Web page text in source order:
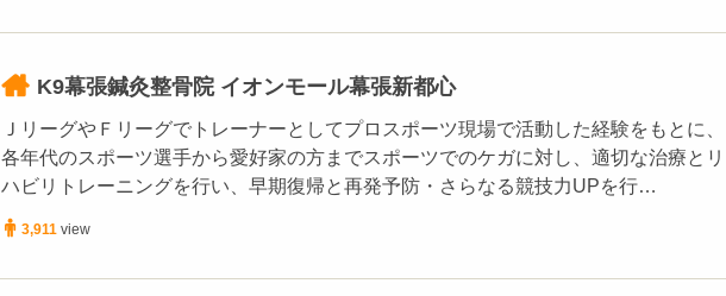
K9幕張鍼灸整骨院 イオンモール幕張新都心
ＪリーグやＦリーグでトレーナーとしてプロスポーツ現場で活動した経験をもとに、
各年代のスポーツ選手から愛好家の方までスポーツでのケガに対し、適切な治療とリ
ハビリトレーニングを行い、早期復帰と再発予防・さらなる競技力UPを行…
3,911 view